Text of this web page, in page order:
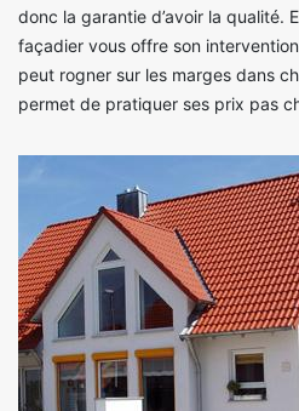
donc la garantie d’avoir la qualité.
façadier vous offre son
peut rogner sur les marges dans
permet de pratiquer ses prix pas